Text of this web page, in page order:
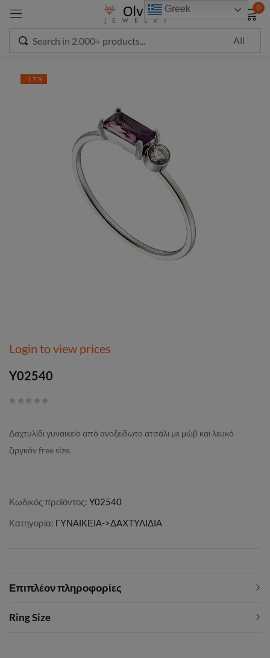
0
-17%
Login to view prices
Y02540
Δαχτυλίδι γυναικείο από ανοξείδωτο ατσάλι με μώβ και λευκό
ζιργκόν free size.
Κωδικός προϊόντος: Y02540
Κατηγορία: ΓΥΝΑΙΚΕΙΑ->ΔΑΧΤΥΛΙΔΙΑ
Επιπλέον πληροφορίες
Ring Size
Greek
Sign in
Remember me
CREATE AN ACCOUNT
modal-check